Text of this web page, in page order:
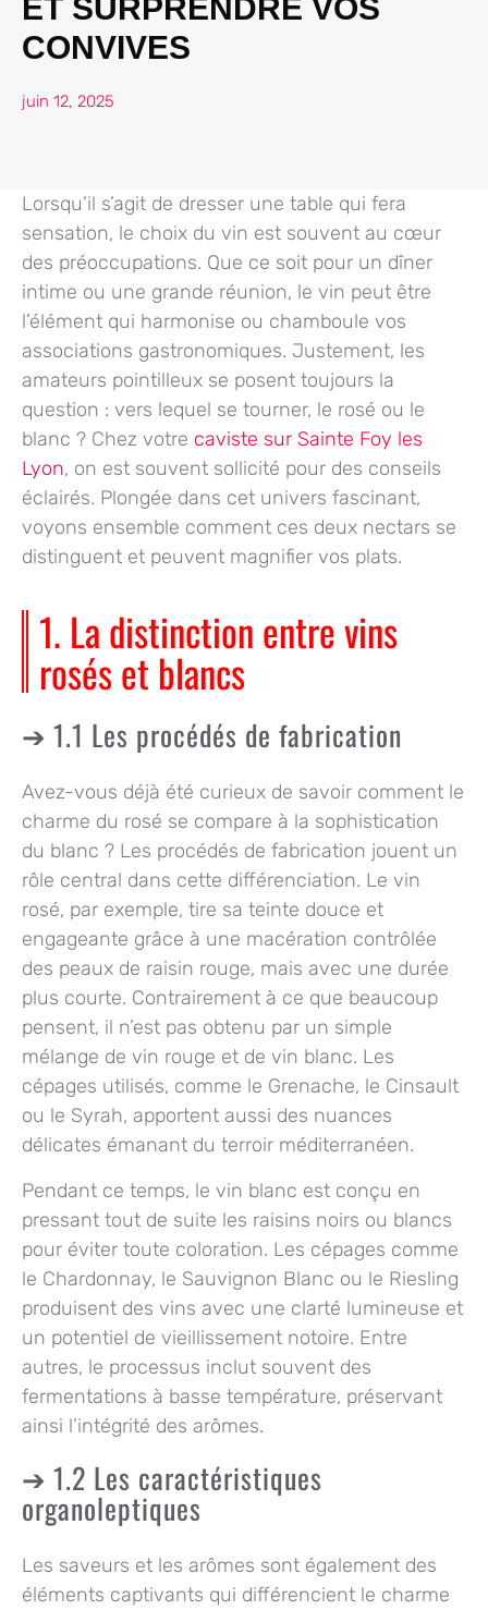
ET SURPRENDRE VOS
CONVIVES
juin 12, 2025
Lorsqu’il s’agit de dresser une table qui fera
sensation, le choix du vin est souvent au cœur
des préoccupations. Que ce soit pour un dîner
intime ou une grande réunion, le vin peut être
l’élément qui harmonise ou chamboule vos
associations gastronomiques. Justement, les
amateurs pointilleux se posent toujours la
question : vers lequel se tourner, le rosé ou le
blanc ? Chez votre caviste sur Sainte Foy les
Lyon, on est souvent sollicité pour des conseils
éclairés. Plongée dans cet univers fascinant,
voyons ensemble comment ces deux nectars se
distinguent et peuvent magnifier vos plats.
1. La distinction entre vins
rosés et blancs
1.1 Les procédés de fabrication
Avez-vous déjà été curieux de savoir comment le
charme du rosé se compare à la sophistication
du blanc ? Les procédés de fabrication jouent un
rôle central dans cette différenciation. Le vin
rosé, par exemple, tire sa teinte douce et
engageante grâce à une macération contrôlée
des peaux de raisin rouge, mais avec une durée
plus courte. Contrairement à ce que beaucoup
pensent, il n’est pas obtenu par un simple
mélange de vin rouge et de vin blanc. Les
cépages utilisés, comme le Grenache, le Cinsault
ou le Syrah, apportent aussi des nuances
délicates émanant du terroir méditerranéen.
Pendant ce temps, le vin blanc est conçu en
pressant tout de suite les raisins noirs ou blancs
pour éviter toute coloration. Les cépages comme
le Chardonnay, le Sauvignon Blanc ou le Riesling
produisent des vins avec une clarté lumineuse et
un potentiel de vieillissement notoire. Entre
autres, le processus inclut souvent des
fermentations à basse température, préservant
ainsi l’intégrité des arômes.
1.2 Les caractéristiques
organoleptiques
Les saveurs et les arômes sont également des
éléments captivants qui différencient le charme